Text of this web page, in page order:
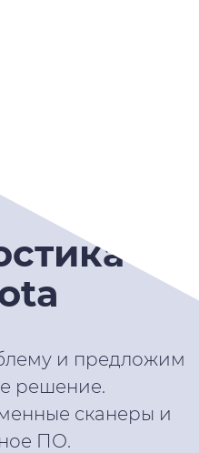
и предложим
решение.
сканеры и
ПО.